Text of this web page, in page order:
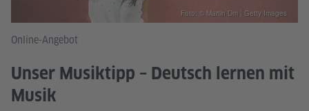
Online-Angebot
Unser Musiktipp – Deutsch lernen mit
Musik
Foto: © Martin Dm | Getty Images